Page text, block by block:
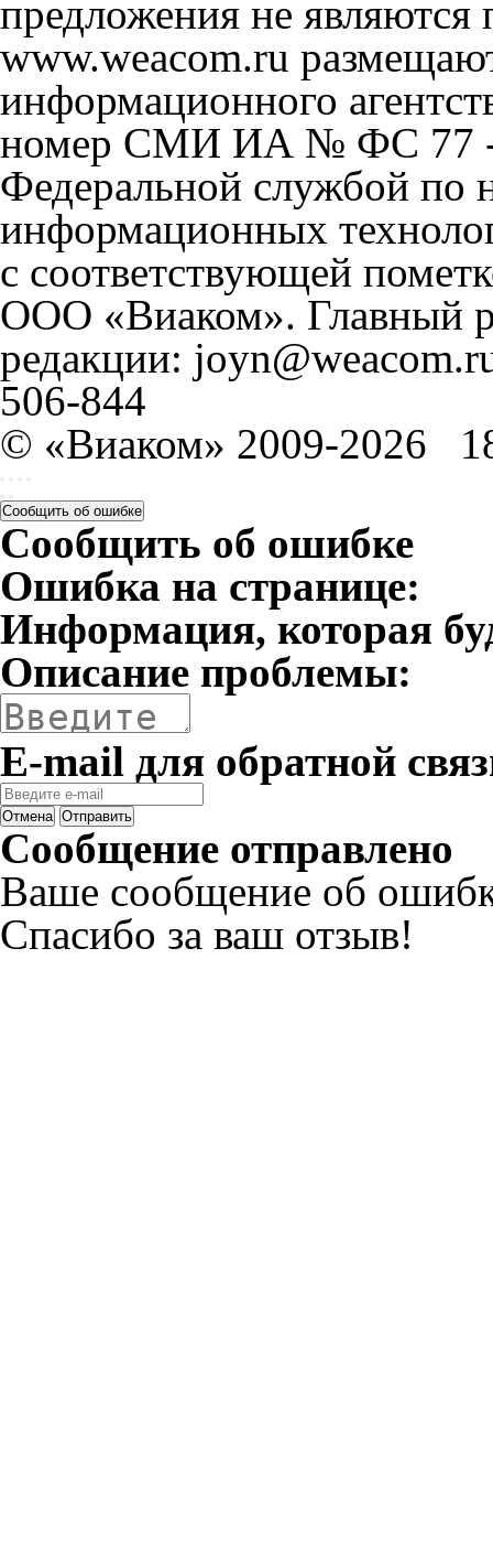
предложения не
www.weacom.ru
информационного
номер СМИ ИА № ФС 77 -
Федеральной службой по
информационных
с соответствующей
ООО «Виаком». Главный
редакции:
506-844
© «Виаком» 2009-2026
Сообщить об ошибке
Сообщить об ошибке
Ошибка на странице:
Информация, которая
Описание проблемы:
E-mail для обратной
Отмена Отправить
Сообщение отправлено
Ваше сообщение об
Спасибо за ваш отзыв!